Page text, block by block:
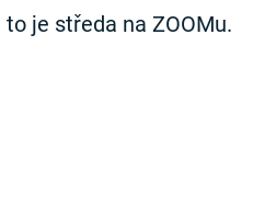
je středa na ZOOMu.